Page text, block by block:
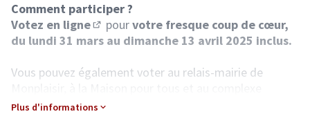
Comment participer ?
Votez en ligne
(S'ouvre dans un nouvel onglet)
pourvotre fresque coup de cœur,
du lundi 31 mars au dimanche 13 avril 2025 inclus.
Vous pouvez également voter au relais-mairie de
sportif de l’Europe, où sont affichées les propositions
Plus d'informations